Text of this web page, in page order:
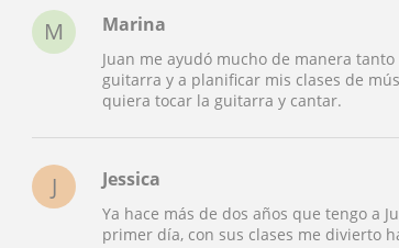
M Marina
Juan me ayudó mucho de manera
guitarra y a planificar mis clases de
quiera tocar la guitarra y cantar.
J Jessica
Ya hace más de dos años que tengo a
primer día, con sus clases me divierto